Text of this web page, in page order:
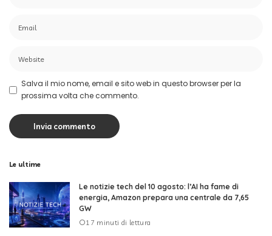
Salva il mio nome, email e sito web in questo browser per la
prossima volta che commento.
Le ultime
Le notizie tech del 10 agosto: l’AI ha fame di
energia, Amazon prepara una centrale da 7,65
GW
17 minuti di lettura